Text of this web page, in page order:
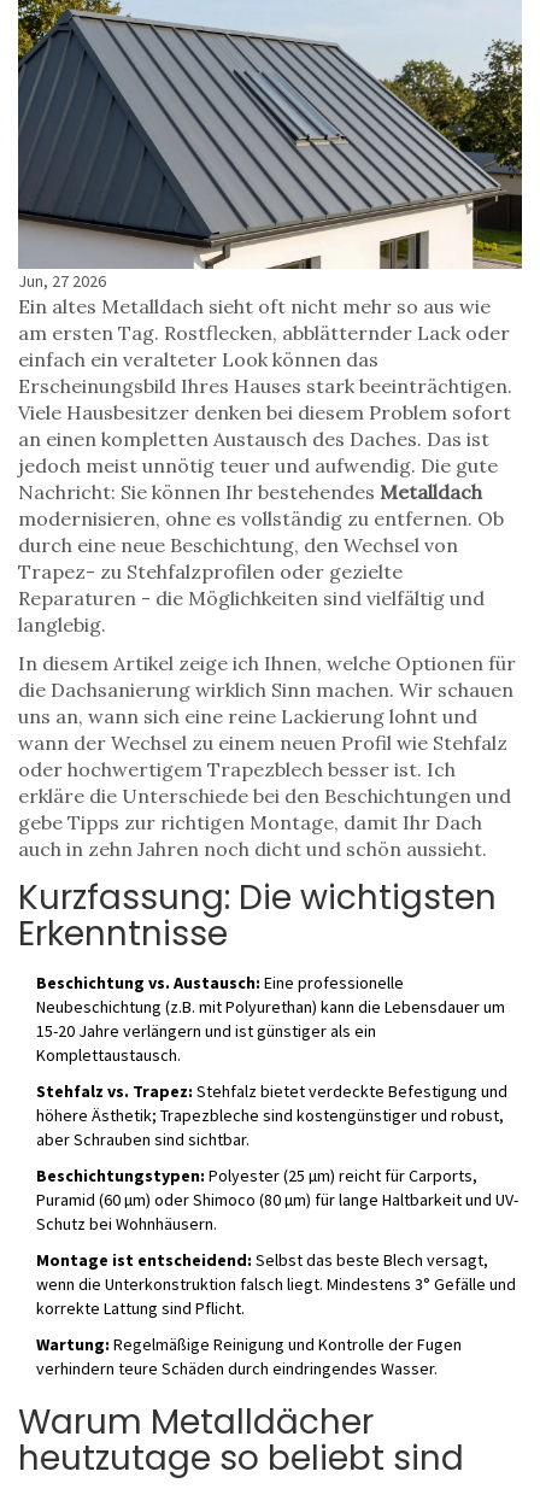
Jun, 27 2026
Ein altes Metalldach sieht oft nicht mehr so aus wie
am ersten Tag. Rostflecken, abblätternder Lack oder
einfach ein veralteter Look können das
Erscheinungsbild Ihres Hauses stark beeinträchtigen.
Viele Hausbesitzer denken bei diesem Problem sofort
an einen kompletten Austausch des Daches. Das ist
jedoch meist unnötig teuer und aufwendig. Die gute
Nachricht: Sie können Ihr bestehendes Metalldach
modernisieren, ohne es vollständig zu entfernen. Ob
durch eine neue Beschichtung, den Wechsel von
Trapez- zu Stehfalzprofilen oder gezielte
Reparaturen - die Möglichkeiten sind vielfältig und
langlebig.
In diesem Artikel zeige ich Ihnen, welche Optionen für
die Dachsanierung wirklich Sinn machen. Wir schauen
uns an, wann sich eine reine Lackierung lohnt und
wann der Wechsel zu einem neuen Profil wie Stehfalz
oder hochwertigem Trapezblech besser ist. Ich
erkläre die Unterschiede bei den Beschichtungen und
gebe Tipps zur richtigen Montage, damit Ihr Dach
auch in zehn Jahren noch dicht und schön aussieht.
Kurzfassung: Die wichtigsten
Erkenntnisse
Beschichtung vs. Austausch: Eine professionelle
Neubeschichtung (z.B. mit Polyurethan) kann die Lebensdauer um
15-20 Jahre verlängern und ist günstiger als ein
Komplettaustausch.
Stehfalz vs. Trapez: Stehfalz bietet verdeckte Befestigung und
höhere Ästhetik; Trapezbleche sind kostengünstiger und robust,
aber Schrauben sind sichtbar.
Beschichtungstypen: Polyester (25 µm) reicht für Carports,
Puramid (60 µm) oder Shimoco (80 µm) für lange Haltbarkeit und UV-
Schutz bei Wohnhäusern.
Montage ist entscheidend: Selbst das beste Blech versagt,
wenn die Unterkonstruktion falsch liegt. Mindestens 3° Gefälle und
korrekte Lattung sind Pflicht.
Wartung: Regelmäßige Reinigung und Kontrolle der Fugen
verhindern teure Schäden durch eindringendes Wasser.
Warum Metalldächer
heutzutage so beliebt sind